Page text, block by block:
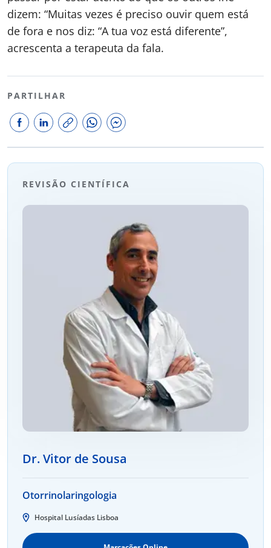
dizem: “Muitas vezes é preciso ouvir quem está
de fora e nos diz: “A tua voz está diferente”,
acrescenta a terapeuta da fala.
PARTILHAR
REVISÃO CIENTÍFICA
Dr. Vitor de Sousa
Otorrinolaringologia
Hospital Lusíadas Lisboa